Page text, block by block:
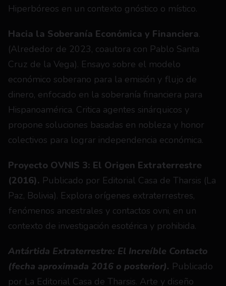
Hiperbóreos en un contexto gnóstico o místico.
Hacia la Soberanía Económica y Financiera.
(Alrededor de 2023, coautora con Pablo Santa
Cruz de la Vega). Ensayo sobre el modelo
económico soberano para la emisión y flujo de
dinero, enfocado en la soberanía financiera para
Hispanoamérica. Critica agentes sinárquicos y
propone soluciones basadas en nobleza y honor
colectivos para lograr independencia económica.
Proyecto OVNIS 3: El Origen Extraterrestre
(2016). Publicado por Editorial Casa de Tharsis (La
Paz, Bolivia). Explora orígenes extraterrestres,
fenómenos ancestrales y contactos ovni, en un
contexto de investigación esotérica y prohibida.
Antártida Extraterrestre: El Increíble Contacto
(fecha aproximada 2016 o posterior). Publicado
por La Editorial Casa de Tharsis. Arte y diseño